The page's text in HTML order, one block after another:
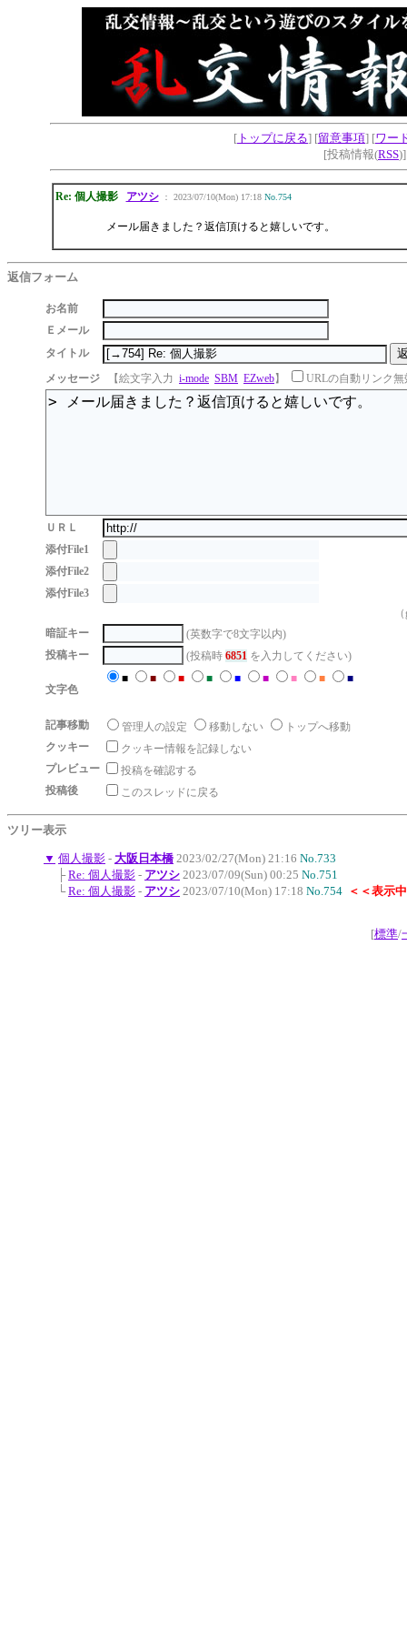
[ トップに戻る] [留意事項] [ワー
[投稿情報(RSS
Re: 個人撮影 アツシ： 2023/07/10(Mon) 17:18 No.754
メール届きました？返信頂けると嬉しいです。
返信フォーム
お名前
Ｅメール
タイトル
メッセージ
【絵文字入力 i-mode SBM EZweb】 URLの自動リンク無
ＵＲＬ
添付File1
添付File2
添付File3
暗証キー
(英数字で8文字以内)
投稿キー
(投稿時 6851 を入力してください)
文字色
■ ■ ■ ■ ■ ■ ■ ■ ■
記事移動 管理人の設定 移動しない
トップへ移動
クッキー
クッキー情報を記録しない
プレビュー
投稿を確認する
投稿後
このスレッドに戻る
ツリー表示
▼ 個人撮影 - 大阪日本橋 2023/02/27(Mon) 21:16 No.733
├Re: 個人撮影 - アツシ 2023/07/09(Sun) 00:25 No.751
└Re: 個人撮影 - アツシ 2023/07/10(Mon) 17:18 No.754 ＜＜表示中
[標準/